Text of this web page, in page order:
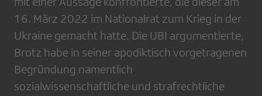
16. März 2022 im Nationalrat zum Krieg in der
Ukraine gemacht hatte. Die UBI argumentierte,
Brotz habe in seiner apodiktisch vorgetragenen
Begründung namentlich
sozialwissenschaftliche und strafrechtliche